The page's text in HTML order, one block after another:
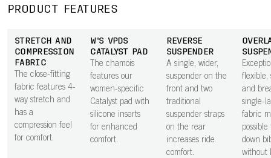
PRODUCT FEATURES
STRETCH AND
COMPRESSION
FABRIC
The close-fitting
fabric features 4-
way stretch and
has a
compression feel
for comfort.
W'S VPDS
CATALYST PAD
The chamois
features our
women-specific
Catalyst pad with
silicone inserts
for enhanced
comfort.
REVERSE
SUSPENDER
A single, wider,
suspender on the
front and two
traditional
suspender straps
on the rear
increases ride
comfort.
flexible,
and
single-
fabric
down
without